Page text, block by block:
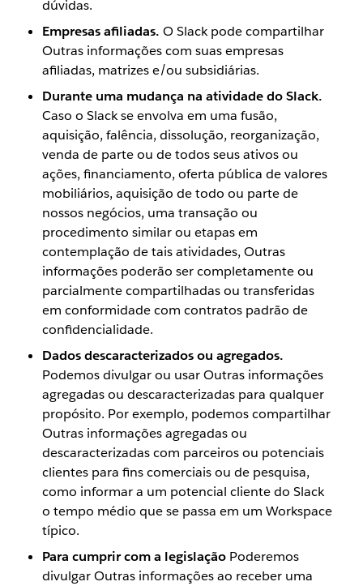
dúvidas.
Empresas afiliadas. O Slack pode compartilhar
Outras informações com suas empresas
afiliadas, matrizes e/ou subsidiárias.
Durante uma mudança na atividade do Slack.
Caso o Slack se envolva em uma fusão,
aquisição, falência, dissolução, reorganização,
venda de parte ou de todos seus ativos ou
ações, financiamento, oferta pública de valores
mobiliários, aquisição de todo ou parte de
nossos negócios, uma transação ou
procedimento similar ou etapas em
contemplação de tais atividades, Outras
informações poderão ser completamente ou
parcialmente compartilhadas ou transferidas
em conformidade com contratos padrão de
confidencialidade.
Dados descaracterizados ou agregados.
Podemos divulgar ou usar Outras informações
agregadas ou descaracterizadas para qualquer
propósito. Por exemplo, podemos compartilhar
Outras informações agregadas ou
descaracterizadas com parceiros ou potenciais
clientes para fins comerciais ou de pesquisa,
como informar a um potencial cliente do Slack
o tempo médio que se passa em um Workspace
típico.
Para cumprir com a legislaçãoPoderemos
divulgar Outras informações ao receber uma